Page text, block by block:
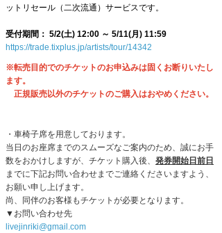
ットリセール（二次流通）サービスです。
受付期間： 5/2(土) 12:00 ～ 5/11(月) 11:59
https://trade.tixplus.jp/artists/tour/14342
※転売目的でのチケットのお申込みは固くお断りいたし
ます。
正規販売以外のチケットのご購入はおやめください。
・車椅子席を用意しております。
当日のお座席までのスムーズなご案内のため、 誠にお手
数をおかけしますが、チケット購入後、 発券開始日前日
までに下記お問い合わせまでご連絡くださいますよう、
お願い申し上げます。
尚、同伴のお客様もチケットが必要となります。
▼お問い合わせ先
livejinriki@gmail.com